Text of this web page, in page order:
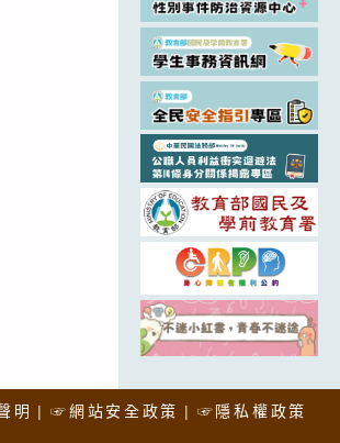
明 ☞網站安全政策 ☞隱私權政策